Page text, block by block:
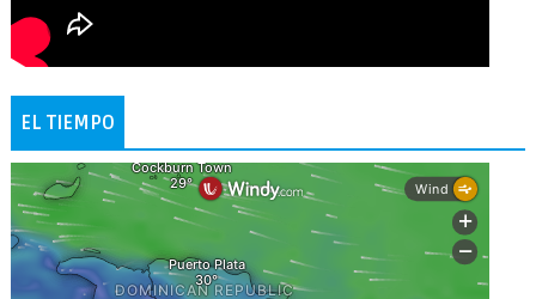
EL TIEMPO